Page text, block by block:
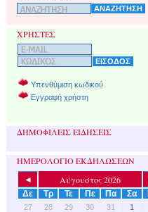
ΧΡΗΣΤΕΣ
Υπενθύμιση κωδικού
Εγγραφή χρήστη
ΔΗΜΟΦΙΛΕΙΣ ΕΙΔΗΣΕΙΣ
ΗΜΕΡΟΛΟΓΙΟ ΕΚΔΗΛΩΣΕΩΝ
◄ Αύγουστος 2026
Δε
Τρ Τε Πε Πα Σα
27 28 29 30 31 1